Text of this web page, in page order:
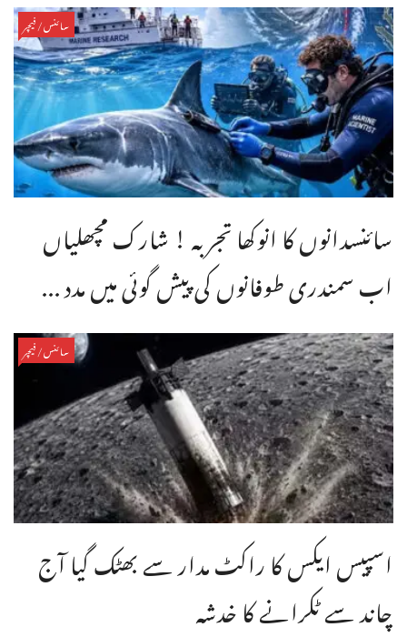
سائنس/فیچر
سائنسدانوں کا انوکھا تجربہ ! شارک مچھلیاں
اب سمندری طوفانوں کی پیش گوئی میں مدد ...
سائنس/فیچر
اسپیس ایکس کا راکٹ مدار سے بھٹک گیا آج
چاند سے ٹکرانے کا خدشہ